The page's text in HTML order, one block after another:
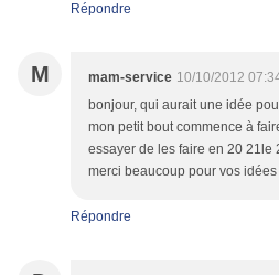
Répondre
M mam-service 10/10/2012
bonjour, qui aurait une idée
mon petit bout commence à
essayer de les faire en 20 21le
merci beaucoup pour vos idées
Répondre